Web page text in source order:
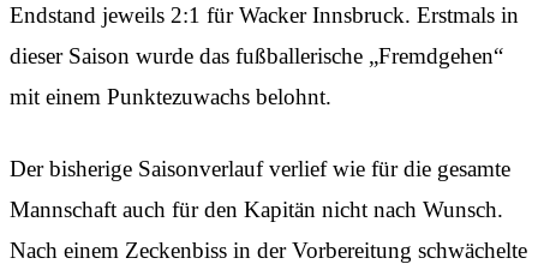
Endstand jeweils 2:1 für Wacker Innsbruck. Erstmals in
dieser Saison wurde das fußballerische „Fremdgehen“
mit einem Punktezuwachs belohnt.
Der bisherige Saisonverlauf verlief wie für die gesamte
Mannschaft auch für den Kapitän nicht nach Wunsch.
Nach einem Zeckenbiss in der Vorbereitung schwächelte